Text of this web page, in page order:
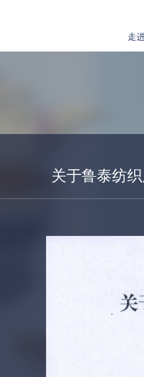
走
关于鲁泰纺